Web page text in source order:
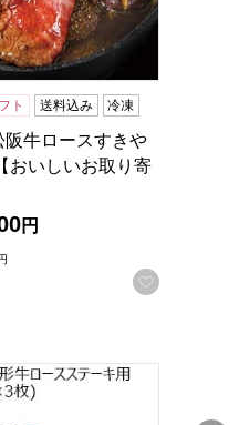
する
ト 送料込み 冷凍
阪牛ロースすきや
おいしいお取り寄
円
お気に入
【おいしいお取り寄せ
【おいしいお取り寄せ】
形県産 山形牛ロースステー